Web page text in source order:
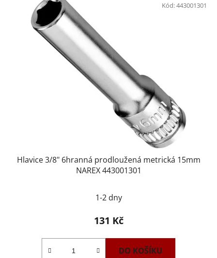
Hlavice 3/8" 6hranná prodloužená metrická 15mm
NAREX 443001301
1-2 dny
131 Kč
DO KOŠÍKU
Kód:443001301